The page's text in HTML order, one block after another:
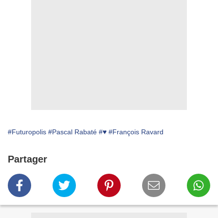
#Futuropolis #Pascal Rabaté #♥ #François Ravard
Partager